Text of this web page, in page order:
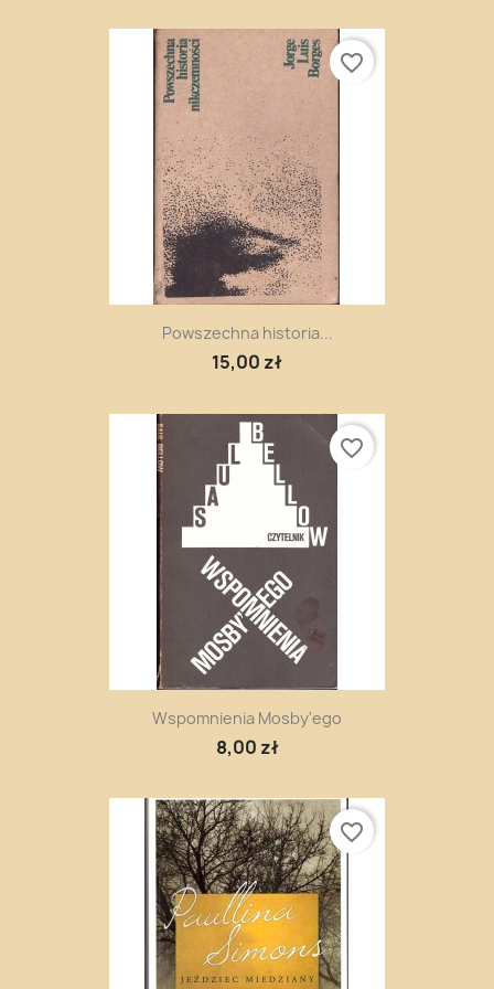
Powszechna historia...
15,00 zł
favorite_border
Wspomnienia Mosby'ego
8,00 zł
favorite_border
favorite_border